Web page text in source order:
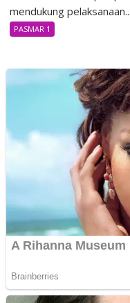
mendukung pelaksanaan...
PASMAR 1